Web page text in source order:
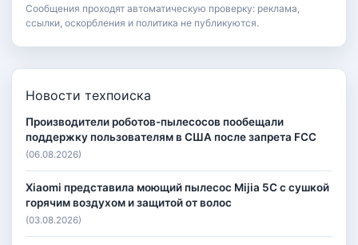
Сообщения проходят автоматическую проверку: реклама,
ссылки, оскорбления и политика не публикуются.
Новости техпоиска
Производители роботов-пылесосов пообещали
поддержку пользователям в США после запрета FCC
(06.08.2026)
Xiaomi представила моющий пылесос Mijia 5C с сушкой
горячим воздухом и защитой от волос
(03.08.2026)